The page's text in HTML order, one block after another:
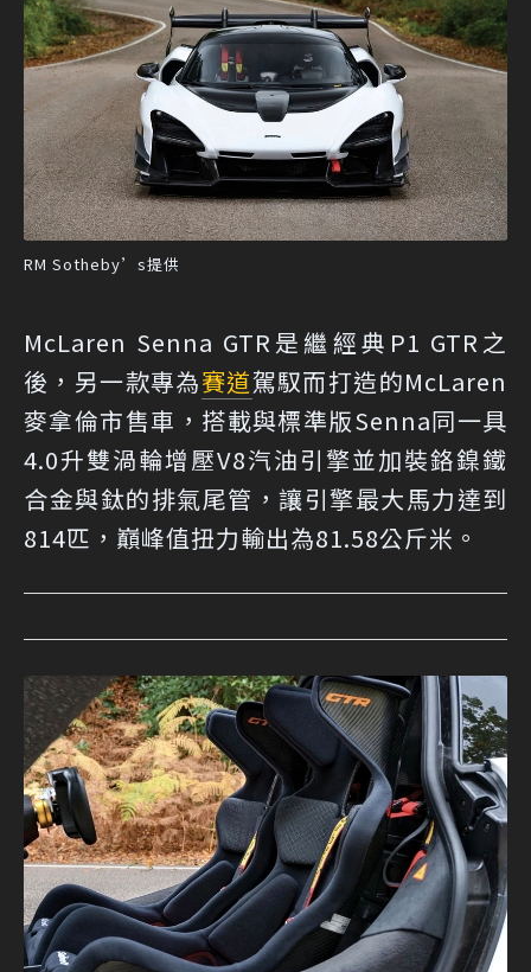
RM Sotheby’s提供
McLaren Senna GTR是繼經典P1 GTR之
後，另一款專為賽道駕馭而打造的McLaren
麥拿倫市售車，搭載與標準版Senna同一具
4.0升雙渦輪增壓V8汽油引擎並加裝鉻鎳鐵
合金與鈦的排氣尾管，讓引擎最大馬力達到
814匹，巔峰值扭力輸出為81.58公斤米。